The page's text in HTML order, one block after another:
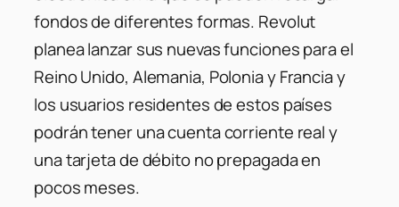
fondos de diferentes formas. Revolut
planea lanzar sus nuevas funciones para el
Reino Unido, Alemania, Polonia y Francia y
los usuarios residentes de estos países
podrán tener una cuenta corriente real y
una tarjeta de débito no prepagada en
pocos meses.